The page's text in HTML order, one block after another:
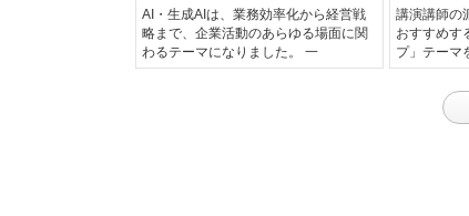
AI・生成AIは、業務効率化から経営戦
略まで、企業活動のあらゆる場面に関
わるテーマになりました。 一
講演講師の
おすすめす
プ」テーマ